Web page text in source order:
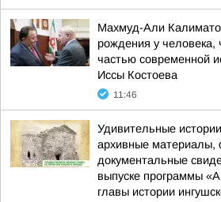
Махмуд-Али
рождения у человека,
частью современной
Иссы Костоева
11:46
Удивительные
архивные материалы,
документальные
выпуске программы
главы истории